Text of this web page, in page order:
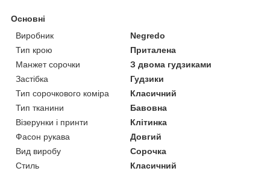
Основні
Виробник
Negredo
Тип крою
Приталена
Манжет сорочки
З двома гудзиками
Застібка
Гудзики
Тип сорочкового коміра
Класичний
Тип тканини
Бавовна
Візерунки і принти
Клітинка
Фасон рукава
Довгий
Вид виробу
Сорочка
Стиль
Класичний